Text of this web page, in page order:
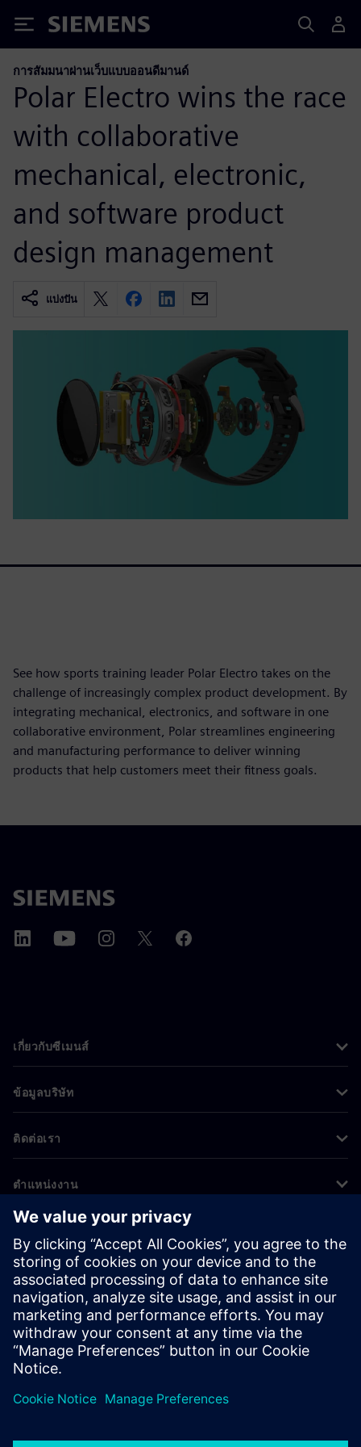
Siemens
การสัมมนาผ่านเว็บแบบออนดีมานด์
Polar Electro wins the race
with collaborative
mechanical, electronic,
and software product
design management
แบ่งปัน
See how sports training leader Polar Electro takes on the
challenge of increasingly complex product development. By
integrating mechanical, electronics, and software in one
collaborative environment, Polar streamlines engineering
and manufacturing performance to deliver winning
products that help customers meet their fitness goals.
เกี่ยวกับซีเมนส์
ข้อมูลบริษัท
ติดต่อเรา
ตำแหน่งงาน
©Siemens 2026
ข้อมูลองค์กร
ประกาศความเป็นส่วนตัว
ประกาศเกี่ยวกับคุกกี้
เงื่อนไขการใช้งาน
ไอดีดิจิทัล